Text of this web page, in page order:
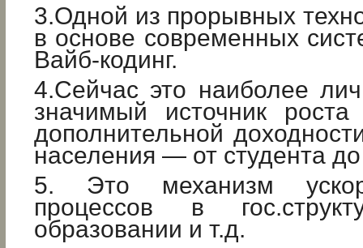
3.Одной из прорывных
в основе современных
Вайб-кодинг.
4.Сейчас это наиболее
значимый источник
дополнительной
населения — от студента
5. Это механизм
процессов в
образовании и т.д.